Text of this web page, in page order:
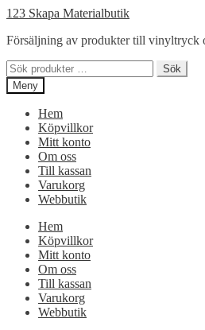
Hoppa
navigering
Hoppa
innehåll
123 Skapa Materialbutik
Försäljning av produkter till vinyltryck
Sök
efter:
Sök
Meny
Hem
Köpvillkor
Mitt konto
Om oss
Till kassan
Varukorg
Webbutik
Hem
Köpvillkor
Mitt konto
Om oss
Till kassan
Varukorg
Webbutik